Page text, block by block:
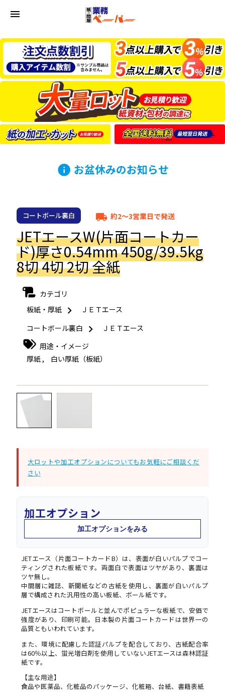
menu
info お盆休みのお知らせ
コートボール裏白 local_shipping 約2～3営業日で発送
JETエースW(片面コートカー
ド)厚さ0.54mm 450g/39.5kg
8切 4切 2切 全紙
カテゴリ
板紙・厚紙
ＪＥＴエース
コートボール裏白
ＪＥＴエース
用途・イメージ
厚紙 , 白い厚紙（板紙）
← →
大ロットや加工オプションについてもお気軽にご相談くだ
さい
加工オプション
加工オプションをみる
JETエース（片面コートカードB）は、表面が白いパルプでコー
ティングされた板紙です。両面白で表面はツヤがあり、裏面は
ツヤ無し。
中間層に雑誌、新聞紙などの古紙を使用し、裏面が白いパルプ
層で構成された汎用性の高い板紙、ボール紙です。
JETエースはコートボールと並んでポピュラーな板紙で、安価で
強度があり、印刷可能。日本製の片面コートカードは世界一の
品質ともいわれています。
また、環境に配慮した認証パルプを配合しており、古紙配合率
は60％以上、蛍光増白剤を使用していないJETエースは森林認証
紙です。
【主な用途】
食品や医薬品、化粧品のパッケージ、化粧箱、台紙、書籍表紙